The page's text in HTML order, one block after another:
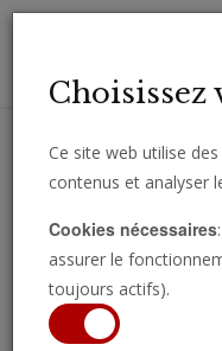
importantes directement
Choisissez
Ce site web utilise
contenus et analyser
Cookies nécessaires
assurer le
toujours actifs).